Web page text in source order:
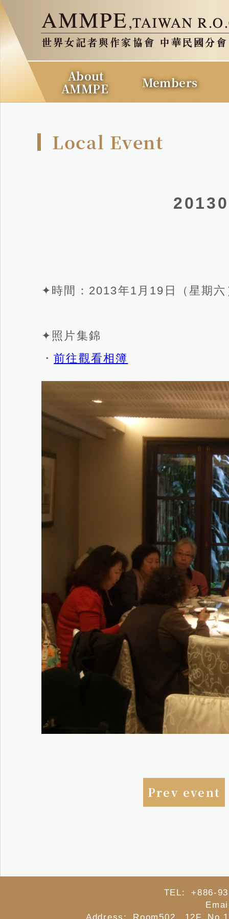
About
AMMPE
Members
Local Event
✦時間：2013年1月19日（星期六
✦照片集錦
・前往觀看相簿
Prev event
TEL: +886-